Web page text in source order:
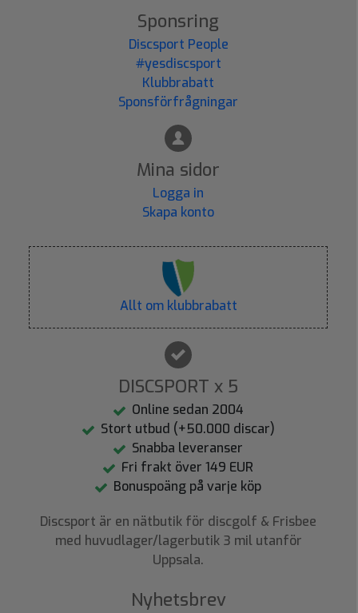
Sponsring
Discsport People
#yesdiscsport
Klubbrabatt
Sponsförfrågningar
Mina sidor
Logga in
Skapa konto
Allt om klubbrabatt
DISCSPORT x 5
Online sedan 2004
Stort utbud (+50.000 discar)
Snabba leveranser
Fri frakt över 149 EUR
Bonuspoäng på varje köp
Discsport är en nätbutik för discgolf & Frisbee
med huvudlager/lagerbutik 3 mil utanför
Uppsala.
Nyhetsbrev